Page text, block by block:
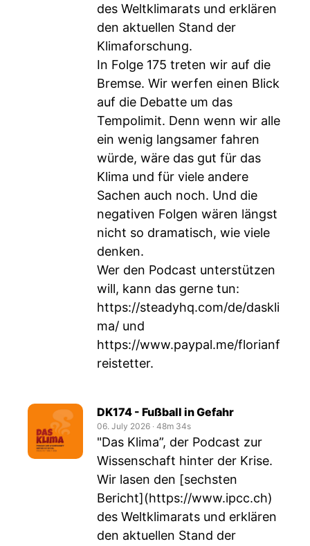
des Weltklimarats und erklären
den aktuellen Stand der
Klimaforschung.
In Folge 175 treten wir auf die
Bremse. Wir werfen einen Blick
auf die Debatte um das
Tempolimit. Denn wenn wir alle
ein wenig langsamer fahren
würde, wäre das gut für das
Klima und für viele andere
Sachen auch noch. Und die
negativen Folgen wären längst
nicht so dramatisch, wie viele
denken.
Wer den Podcast unterstützen
will, kann das gerne tun:
https://steadyhq.com/de/daskli
ma/ und
https://www.paypal.me/florianf
reistetter.
DK174 - Fußball in Gefahr
06. July 2026 ‧ 48m 34s
"Das Klima”, der Podcast zur
Wissenschaft hinter der Krise.
Wir lasen den [sechsten
Bericht](https://www.ipcc.ch)
des Weltklimarats und erklären
den aktuellen Stand der